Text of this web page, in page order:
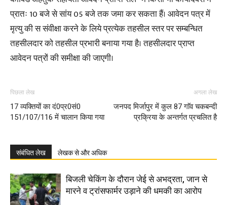
प्रातः 10 बजे से सांय 05 बजे तक जमा कर सकता हैं। आवेदन पत्र में
मृत्यु की स संवीक्षा करने के लिये प्रत्येक तहसील स्तर पर सम्बन्धित
तहसीलदार को तहसील प्रभारी बनाया गया है। तहसीलदार प्राप्त
आवेदन पत्रों की समीक्षा की जाएगी।
पिछला लेख
17 व्यक्तियों का दं0प्र0सं0
151/107/116 में चालान किया गया
अगला लेख
जनपद मिर्जापुर में कुल 87 गाॅव चकबन्दी
प्रक्रिया के अन्तर्गत प्रचलित है
संबंधित लेख लेखक से और अधिक
बिजली चेकिंग के दौरान जेई से अभद्रता, जान से
मारने व ट्रांसफार्मर उड़ाने की धमकी का आरोप